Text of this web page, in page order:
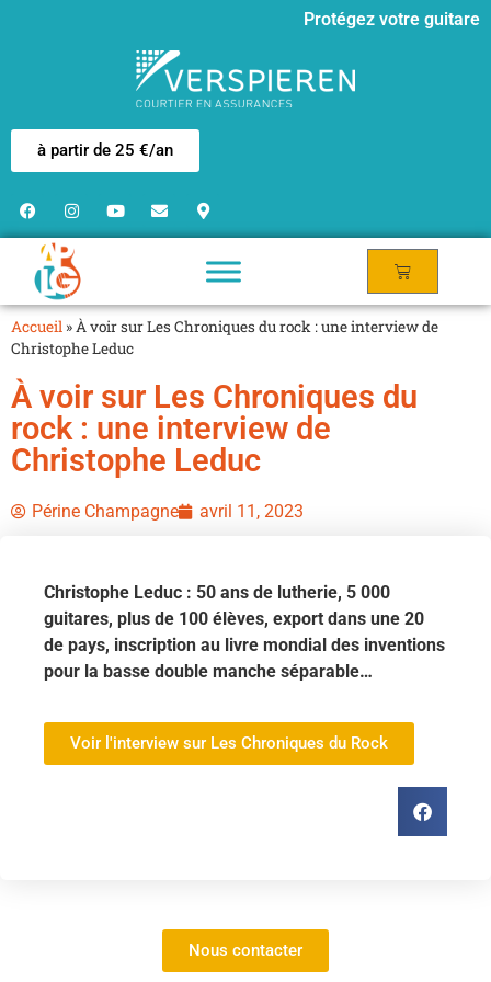
Protégez votre guitare
à partir de 25 €/an
Accueil »À voir sur Les Chroniques du rock : une interview de
Christophe Leduc
À voir sur Les Chroniques du
rock : une interview de
Christophe Leduc
Périne Champagne avril 11, 2023
Christophe Leduc : 50 ans de lutherie, 5 000
guitares, plus de 100 élèves, export dans une 20
de pays, inscription au livre mondial des inventions
pour la basse double manche séparable…
Voir l'interview sur Les Chroniques du Rock
Nous contacter